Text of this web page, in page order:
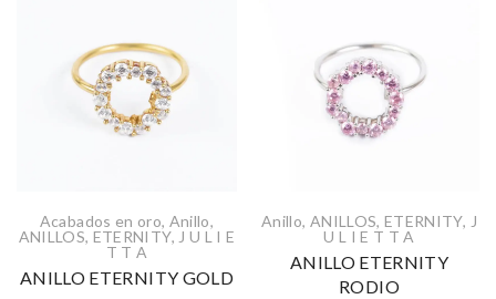
Acabados en oro, Anillo,
ANILLOS, ETERNITY, J U L I E
T T A
ANILLO ETERNITY GOLD
Anillo, ANILLOS,ETERNITY, J
U L I E T T A
ANILLO ETERNITY
RODIO